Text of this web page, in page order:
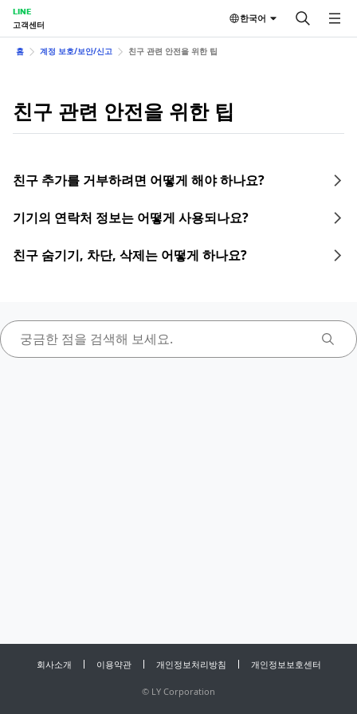
LINE
고객센터
한국어
홈 계정 보호/보안/신고 친구 관련 안전을 위한 팁
친구 관련 안전을 위한 팁
친구 추가를 거부하려면 어떻게 해야 하나요?
기기의 연락처 정보는 어떻게 사용되나요?
친구 숨기기, 차단, 삭제는 어떻게 하나요?
회사소개 이용약관 개인정보처리방침 개인정보보호센터
© LY Corporation